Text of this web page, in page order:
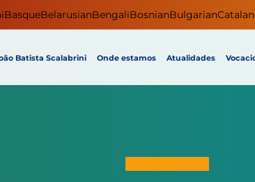
BasqueBelarusianBengaliBosnianBulgarianCatalan
Batista Scalabrini Onde estamos Atualidades